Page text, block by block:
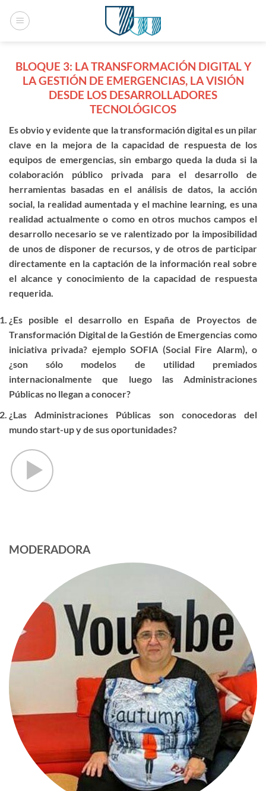
BLOQUE 3: LA TRANSFORMACIÓN DIGITAL Y
LA GESTIÓN DE EMERGENCIAS, LA VISIÓN
DESDE LOS DESARROLLADORES
TECNOLÓGICOS
Es obvio y evidente que la transformación digital es un pilar
clave en la mejora de la capacidad de respuesta de los
equipos de emergencias, sin embargo queda la duda si la
colaboración público privada para el desarrollo de
herramientas basadas en el análisis de datos, la acción
social, la realidad aumentada y el machine learning, es una
realidad actualmente o como en otros muchos campos el
desarrollo necesario se ve ralentizado por la imposibilidad
de unos de disponer de recursos, y de otros de participar
directamente en la captación de la información real sobre
el alcance y conocimiento de la capacidad de respuesta
requerida.
¿Es posible el desarrollo en España de Proyectos de
Transformación Digital de la Gestión de Emergencias como
iniciativa privada? ejemplo SOFIA (Social Fire Alarm), o
¿son sólo modelos de utilidad premiados
internacionalmente que luego las Administraciones
Públicas no llegan a conocer?
¿Las Administraciones Públicas son conocedoras del
mundo start-up y de sus oportunidades?
MODERADORA